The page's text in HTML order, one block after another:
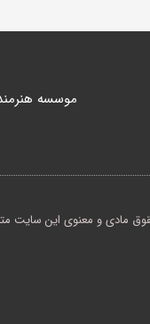
موسسه
مادی و معنوی این سایت